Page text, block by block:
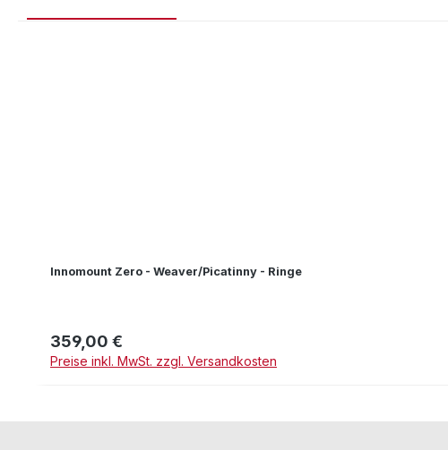
Innomount Zero - Weaver/Picatinny - Ringe
Regulärer Preis:
359,00 €
Preise inkl. MwSt. zzgl. Versandkosten